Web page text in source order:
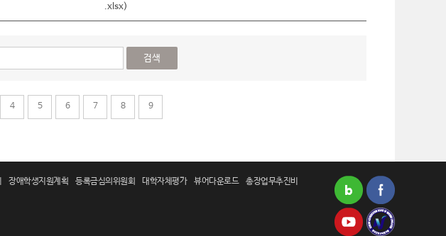
4 5 6 7 8 9
장애학생지원계획 등록금심의위원회 대학자체평가 뷰어다운로드
총장업무추진비